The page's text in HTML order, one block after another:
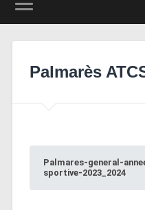
Palmarès
Palmares-general-
sportive-2023_2024